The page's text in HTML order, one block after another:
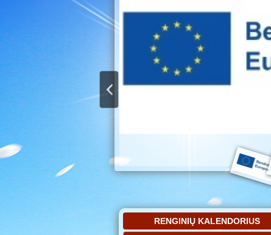
RENGINIŲ KALENDORIUS